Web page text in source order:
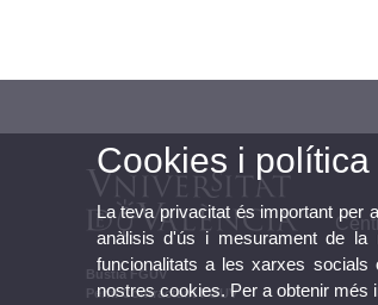
Bústia FGUV
Perfil Contractant FGUV
Cookies i
La teva privacitat és important per
anàlisis d'ús i mesurament de la
funcionalitats a les xarxes
nostres cookies. Per a obtenir més